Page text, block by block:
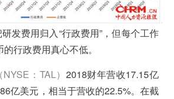
发费用归入“行政费用”，但每个工作
行政费用真心不低。
（NYSE：TAL） 2018财年营收17.15亿
亿美元，相当于营收的22.5%。在截